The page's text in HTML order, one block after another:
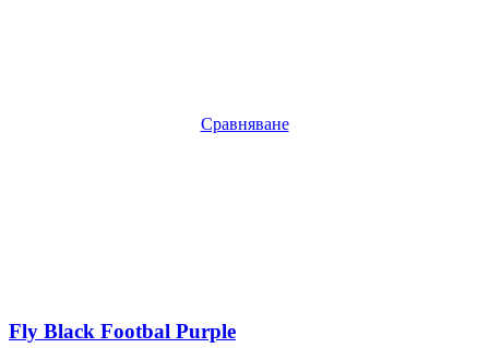
Сравняване
Fly Black Footbal Purple